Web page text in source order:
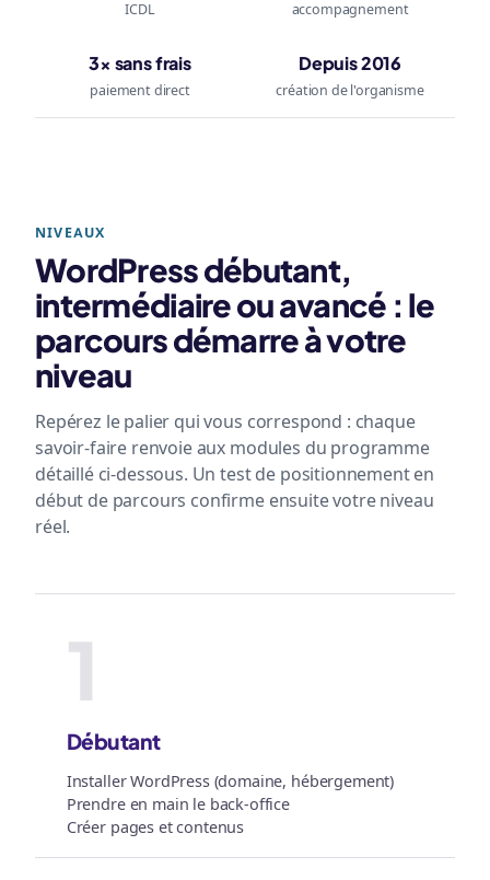
ICDL accompagnement
3× sans frais
paiement direct
Depuis 2016
création de l'organisme
NIVEAUX
WordPress débutant,
intermédiaire ou avancé : le
parcours démarre à votre
niveau
Repérez le palier qui vous correspond : chaque
savoir-faire renvoie aux modules du programme
détaillé ci-dessous. Un test de positionnement en
début de parcours confirme ensuite votre niveau
réel.
1
Débutant
Installer WordPress (domaine, hébergement)
Prendre en main le back-office
Créer pages et contenus